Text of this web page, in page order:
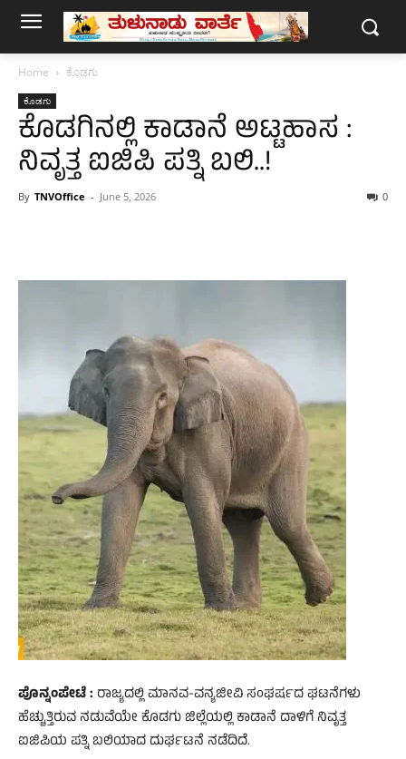
Home ಕೊಡಗು
ಕೊಡಗು
ಕೊಡಗಿನಲ್ಲಿ ಕಾಡಾನೆ ಅಟ್ಟಹಾಸ :
ನಿವೃತ್ತ ಐಜಿಪಿ ಪತ್ನಿ ಬಲಿ..!
By TNVOffice - June 5, 2026 0
ಪೊನ್ನಂಪೇಟೆ : ರಾಜ್ಯದಲ್ಲಿ ಮಾನವ-ವನ್ಯಜೀವಿ ಸಂಘರ್ಷದ ಘಟನೆಗಳು
ಹೆಚ್ಚುತ್ತಿರುವ ನಡುವೆಯೇ ಕೊಡಗು ಜಿಲ್ಲೆಯಲ್ಲಿ ಕಾಡಾನೆ ದಾಳಿಗೆ ನಿವೃತ್ತ
ಐಜಿಪಿಯ ಪತ್ನಿ ಬಲಿಯಾದ ದುರ್ಘಟನೆ ನಡೆದಿದೆ.